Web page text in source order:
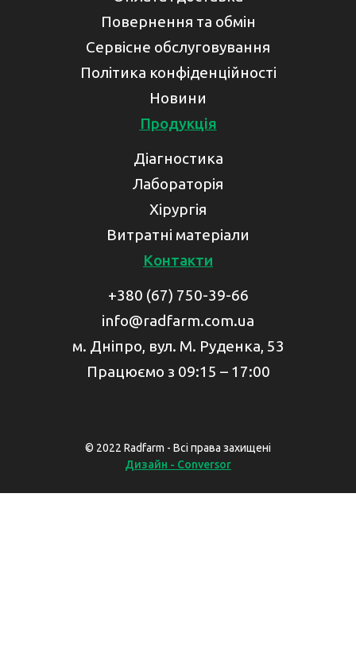
Повернення та обмін
Сервісне обслуговування
Політика конфіденційності
Новини
Продукція
Діагностика
Лабораторія
Хірургія
Витратні матеріали
Контакти
+380 (67) 750-39-66
info@radfarm.com.ua
м. Дніпро, вул. М. Руденка, 53
Працюємо з 09:15 – 17:00
© 2022 Radfarm - Всі права захищені
Дизайн - Conversor